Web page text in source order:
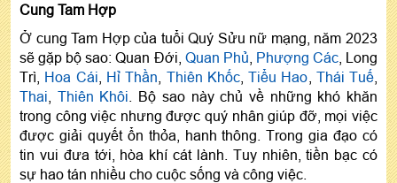
Cung Tam Hợp
Ở cung Tam Hợp của tuổi Quý Sửu nữ mạng, năm 2023
sẽ gặp bộ sao: Quan Đới, Quan Phủ Phượng Các, Long
Trì, Hoa Cái Hỉ Thần Thiên Khốc,Tiểu Hao Thái Tuế
Thai
Thiên Khôi . Bộ sao này chủ về những khó khăn
trong công việc nhưng được quý nhân giúp đỡ, mọi việc
được giải quyết ổn thỏa, hanh thông. Trong gia đạo có
tin vui đưa tới, hòa khí cát lành. Tuy nhiên, tiền bạc có
sự hao tán nhiều cho cuộc sống và công việc.